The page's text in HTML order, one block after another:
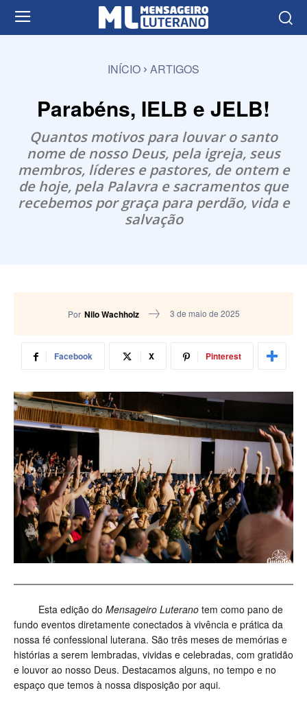
INÍCIO ARTIGOS
Parabéns, IELB e JELB!
Quantos motivos para louvar o santo
nome de nosso Deus, pela igreja, seus
membros, líderes e pastores, de ontem e
de hoje, pela Palavra e sacramentos que
recebemos por graça para perdão, vida e
salvação
Por Nilo Wachholz 3 de maio de 2025
Facebook X Pinterest
Esta edição do Mensageiro Luterano tem como pano de
fundo eventos diretamente conectados à vivência e prática da
nossa fé confessional luterana. São três meses de memórias e
histórias a serem lembradas, vividas e celebradas, com gratidão
e louvor ao nosso Deus. Destacamos alguns, no tempo e no
espaço que temos à nossa disposição por aqui.